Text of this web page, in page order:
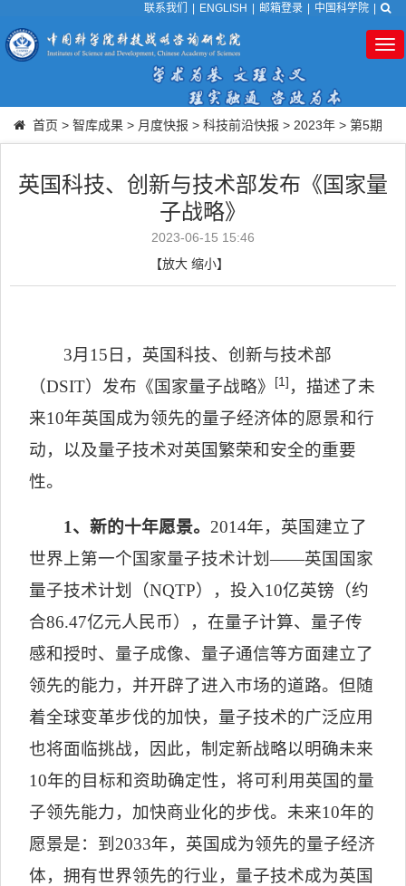
联系我们 ENGLISH 邮箱登录 中国科学院
首页 > 智库成果 > 月度快报 > 科技前沿快报 > 2023年 > 第5期
英国科技、创新与技术部发布《国家量
子战略》
2023-06-15 15:46
【放大 缩小】
3月 15 日，英国科技、创新与技术部
（DSIT）发布《国家量子战略》 [1] ，描述了未
来10年英国成为领先的量子经济体的愿景和行
动，以及量子技术对英国繁荣和安全的重要
性。
1、新的十年愿景。 2014年，英国建立了
世界上第一个国家量子技术计划——英国国家
量子技术计划（NQTP），投入10亿英镑（约
合86.47亿元人民币），在量子计算、量子传
感和授时、量子成像、量子通信等方面建立了
领先的能力，并开辟了进入市场的道路。但随
着全球变革步伐的加快，量子技术的广泛应用
也将面临挑战，因此，制定新战略以明确未来
10年的目标和资助确定性，将可利用英国的量
子领先能力，加快商业化的步伐。未来10年的
愿景是：到 2033年，英国成为领先的量子经济
体，拥有世界领先的行业，量子技术成为英国